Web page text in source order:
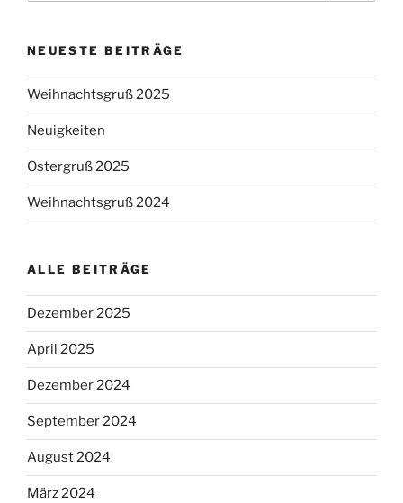
NEUESTE BEITRÄGE
Weihnachtsgruß 2025
Neuigkeiten
Ostergruß 2025
Weihnachtsgruß 2024
ALLE BEITRÄGE
Dezember 2025
April 2025
Dezember 2024
September 2024
August 2024
März 2024